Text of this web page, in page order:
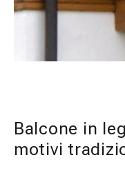
Balcone in
motivi